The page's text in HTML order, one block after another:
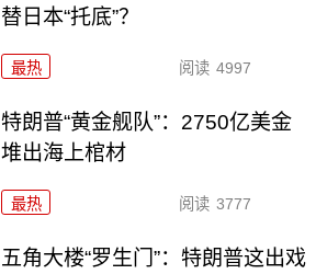
替日本“托底”？
最热 阅读 4997
特朗普“黄金舰队”：2750亿美金
堆出海上棺材
最热 阅读 3777
五角大楼“罗生门”：特朗普这出戏